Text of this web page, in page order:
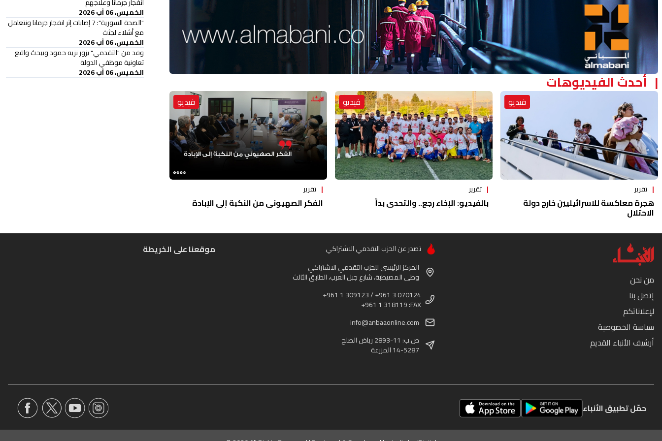
أحدث الفيديوهات
فيديو
تقرير
هجرة معاكسة للاسرائيليين خارج دولة
الاحتلال
فيديو
تقرير
بالفيديو: الإخاء رجع.. والتحدي بدأ
فيديو
تقرير
الفكر الصهيوني من النكبة إلى الإبادة
الخميس، 06 آب 2026
"الصحة السورية": 7 إصابات إثر انفجار جرمانا ونتعامل
مع أشلاء لجثث
الخميس، 06 آب 2026
وفد من "التقدمي" يزور نزيه حمود ويبحث واقع
تعاونية موظفي الدولة
الخميس، 06 آب 2026
من نحن
إتصل بنا
لإعلاناتكم
سياسة الخصوصية
أرشيف الأنباء القديم
تصدر عن الحزب التقدمي الاشتراكي
المركز الرئيسي للحزب التقدمي الاشتراكي
وطى المصيطبة، شارع جبل العرب، الطابق الثالث
+961 1 309123 / +961 3 070124
+961 1 318119 :FAX
info@anbaaonline.com
ص.ب: 11-2893 رياض الصلح
14-5287 المزرعة
موقعنا على الخريطة
حمّل تطبيق الأنباء